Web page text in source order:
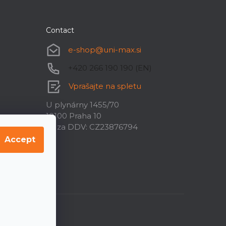
Accept
Contact
e-shop@uni-max.si
+420 266 190 190 (EN)
Vprašajte na spletu
U plynárny 1455/70
10100 Praha 10
ID za DDV: CZ23876794